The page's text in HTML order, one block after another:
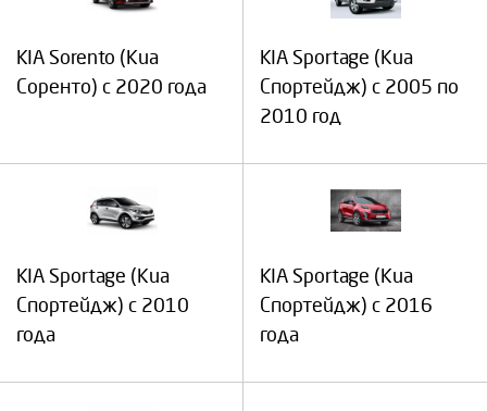
KIA Sorento (Киа
Соренто) с 2020 года
KIA Sportage (Киа
Спортейдж) с 2005 по
2010 год
KIA Sportage (Киа
Спортейдж) с 2010
года
KIA Sportage (Киа
Спортейдж) с 2016
года